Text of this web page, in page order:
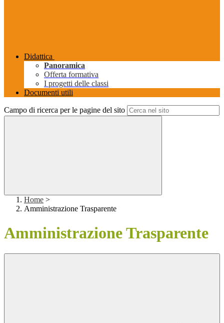
Didattica
Panoramica
Offerta formativa
I progetti delle classi
Documenti utili
Campo di ricerca per le pagine del sito
Home >
Amministrazione Trasparente
Amministrazione Trasparente